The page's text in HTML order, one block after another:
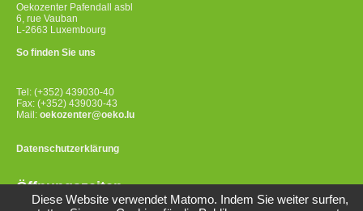
Oekozenter Pafendall asbl
6, rue Vauban
L-2663 Luxembourg
So finden Sie uns
Tel: (+352) 439030-40
Fax: (+352) 439030-43
Mail: oekozenter@oeko.lu
Datenschutzerklärung
Öffnungszeiten
Montag bis Freitag
Diese Website verwendet Matomo. Indem Sie weiter surfen,